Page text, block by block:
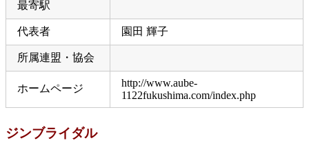
最寄駅
代表者 園田 輝子
所属連盟・協会
ホームページ
http://www.aube-
1122fukushima.com/index.php
ジンブライダル